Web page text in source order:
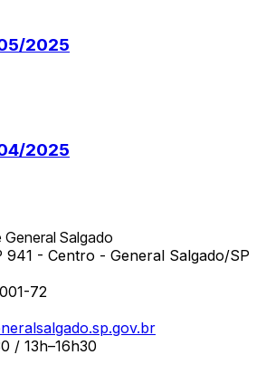
2025
2025
General Salgado
941 - Centro - General Salgado/SP
72
/ 13h–16h30